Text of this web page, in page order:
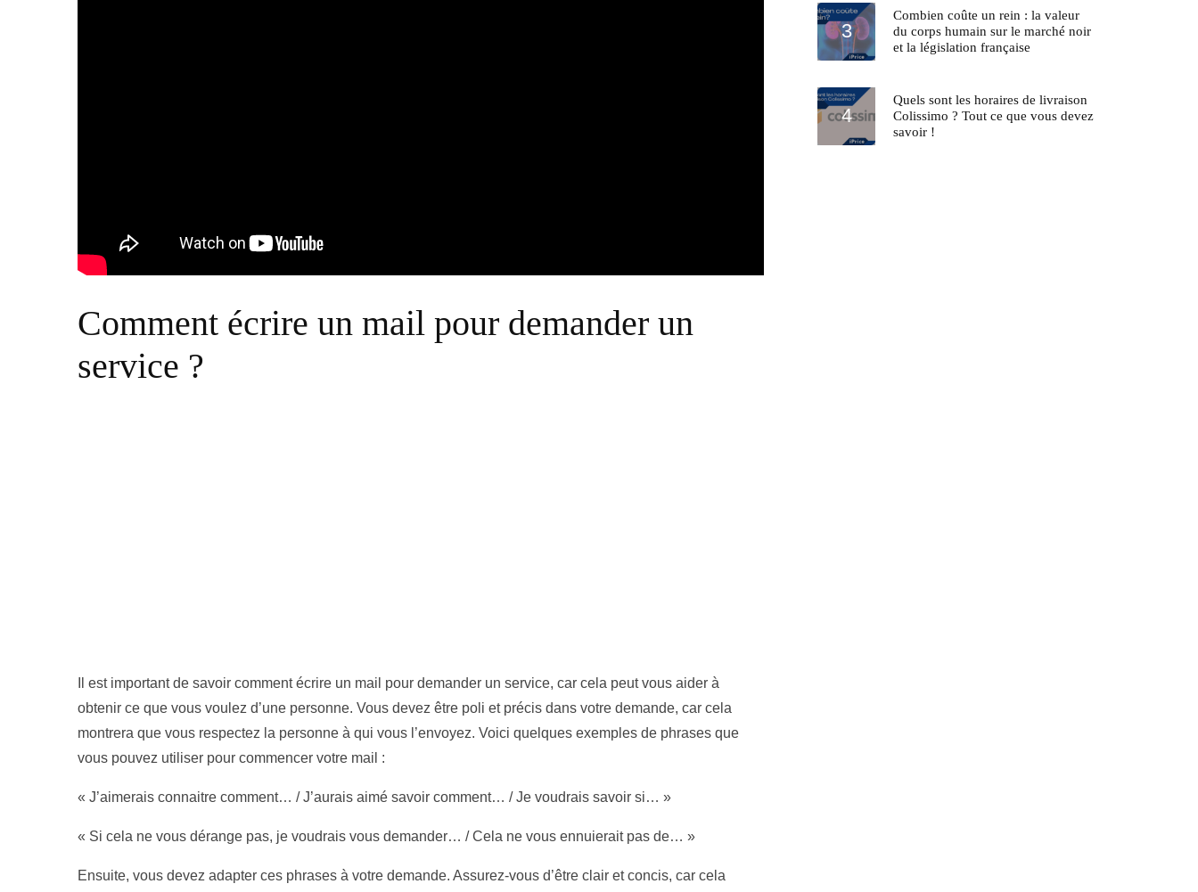
Comment écrire un mail pour demander un
service ?
Il est important de savoir comment écrire un mail pour demander un service, car cela peut vous aider à
obtenir ce que vous voulez d’une personne. Vous devez être poli et précis dans votre demande, car cela
montrera que vous respectez la personne à qui vous l’envoyez. Voici quelques exemples de phrases que
vous pouvez utiliser pour commencer votre mail :
« J’aimerais connaitre comment… / J’aurais aimé savoir comment… / Je voudrais savoir si… »
« Si cela ne vous dérange pas, je voudrais vous demander… / Cela ne vous ennuierait pas de… »
Ensuite, vous devez adapter ces phrases à votre demande. Assurez-vous d’être clair et concis, car cela
Combien coûte un rein : la valeur
du corps humain sur le marché noir
et la législation française
Quels sont les horaires de livraison
Colissimo ? Tout ce que vous devez
savoir !